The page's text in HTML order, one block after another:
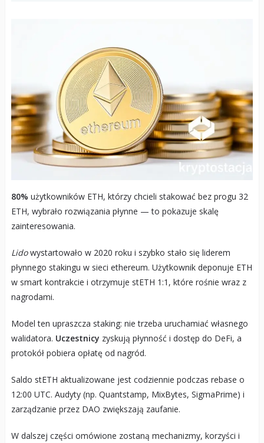
80% użytkowników ETH, którzy chcieli stakować bez progu 32
ETH, wybrało rozwiązania płynne — to pokazuje skalę
zainteresowania.
Lidowystartowało w 2020 roku i szybko stało się liderem
płynnego stakingu w sieci ethereum. Użytkownik deponuje ETH
w smart kontrakcie i otrzymuje stETH 1:1, które rośnie wraz z
nagrodami.
Model ten upraszcza staking: nie trzeba uruchamiać własnego
walidatora. Uczestnicy zyskują płynność i dostęp do DeFi, a
protokół pobiera opłatę od nagród.
Saldo stETH aktualizowane jest codziennie podczas rebase o
12:00 UTC. Audyty (np. Quantstamp, MixBytes, SigmaPrime) i
zarządzanie przez DAO zwiększają zaufanie.
W dalszej części omówione zostaną mechanizmy, korzyści i